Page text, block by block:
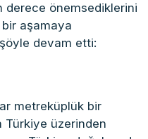
derece önemsediklerini
aşamaya
devam etti:
metreküplük bir
Türkiye üzerinden